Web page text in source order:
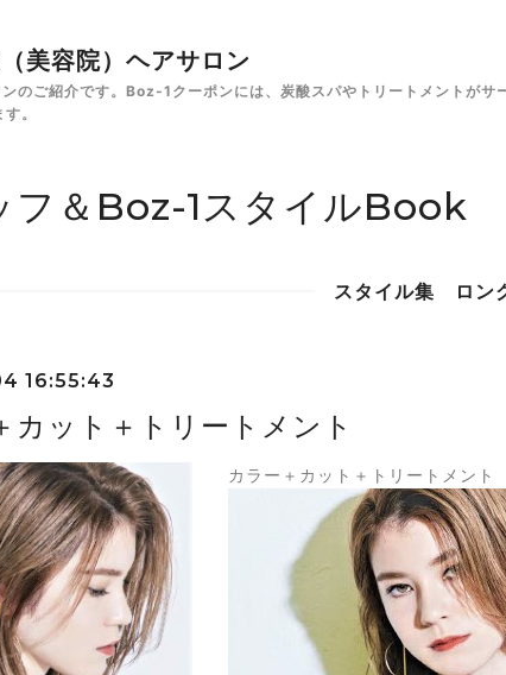
容院）ヘアサロン
介です。Boz-1クーポンには、炭酸スパやトリートメントがサー
。
フ＆Boz-1スタイルBook
スタイル集 ロン
16:55:43
カット＋トリートメント
カラー＋カット＋トリートメント